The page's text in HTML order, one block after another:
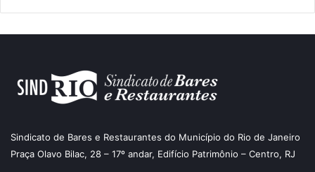
Sindicato de Bares e Restaurantes do Município do Rio de Janeiro
Praça Olavo Bilac, 28 – 17º andar, Edifício Patrimônio – Centro, RJ